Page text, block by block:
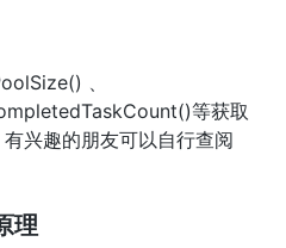
、
等获取
兴趣的朋友可以自行查阅
理